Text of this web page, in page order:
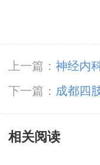
上一篇： 神经内
下一篇： 成都四
病早期如何治疗?
相关阅读